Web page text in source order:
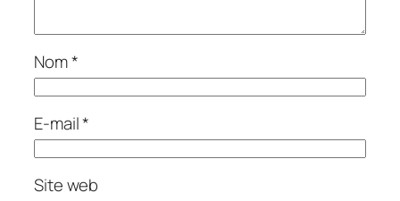
Nom*
E-mail*
Site web